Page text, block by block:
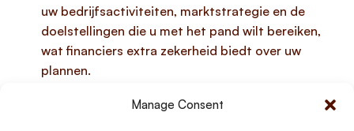
Manage Consent
uw bedrijfsactiviteiten, marktstrategie en de
doelstellingen die u met het pand wilt bereiken,
wat financiers extra zekerheid biedt over uw
plannen.
verbouwingsprojecten, indien van toepassing.